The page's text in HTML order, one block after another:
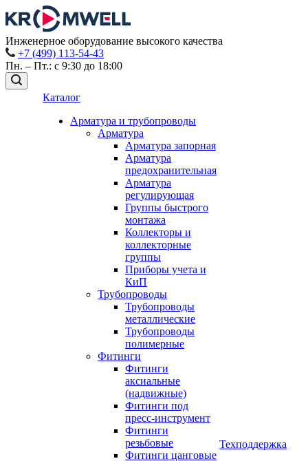
Инженерное оборудование высокого качества
+7 (499) 113-54-43
Пн. – Пт.: с 9:30 до 18:00
Каталог
Арматура и трубопроводы
Арматура
Арматура запорная
Арматура
предохранительная
Арматура
регулирующая
Группы быстрого
монтажа
Коллекторы и
коллекторные
группы
Приборы учета и
КиП
Трубопроводы
Трубопроводы
металлические
Трубопроводы
полимерные
Фитинги
Фитинги
аксиальные
(надвижные)
Фитинги под
пресс-инструмент
Фитинги
резьбовые
Фитинги цанговые
Техподдержка